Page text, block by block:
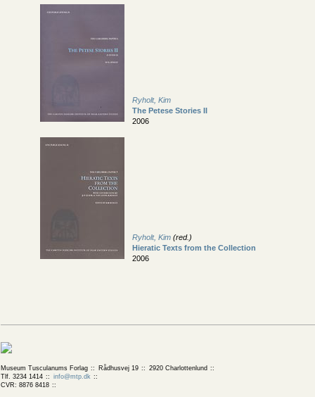
Ryholt, Kim
The Petese Stories II
2006
Ryholt, Kim (red.)
Hieratic Texts from the Collection
2006
Museum Tusculanums Forlag Rådhusvej 19
2920 Charlottenlund
Tlf. 3234 1414
info@mtp.dk
CVR: 8876 8418